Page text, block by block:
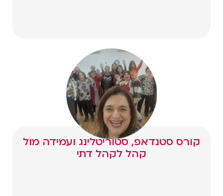
קורס סטנדאפ, סטוריטלינג ועמידה מול
קהל לקהל דתי